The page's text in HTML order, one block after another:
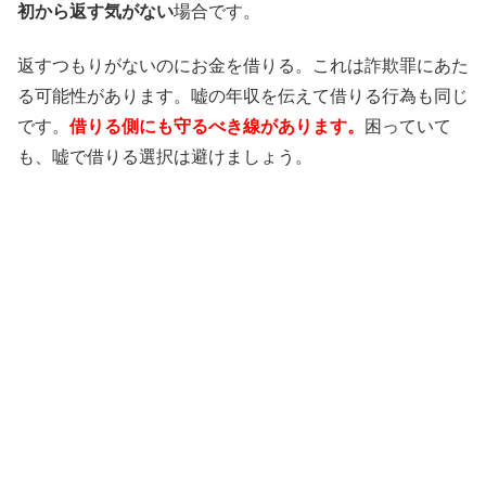
初から返す気がない場合です。
返すつもりがないのにお金を借りる。これは詐欺罪にあた
る可能性があります。嘘の年収を伝えて借りる行為も同じ
です。 借りる側にも守るべき線があります。
困っていて
も、嘘で借りる選択は避けましょう。